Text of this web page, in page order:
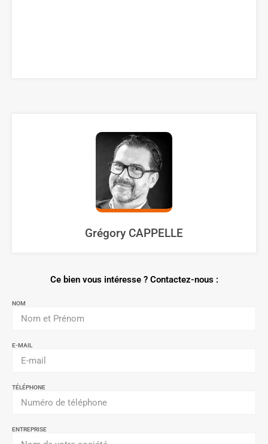
Grégory CAPPELLE
Ce bien vous intéresse ? Contactez-nous :
NOM
E-MAIL
TÉLÉPHONE
ENTREPRISE